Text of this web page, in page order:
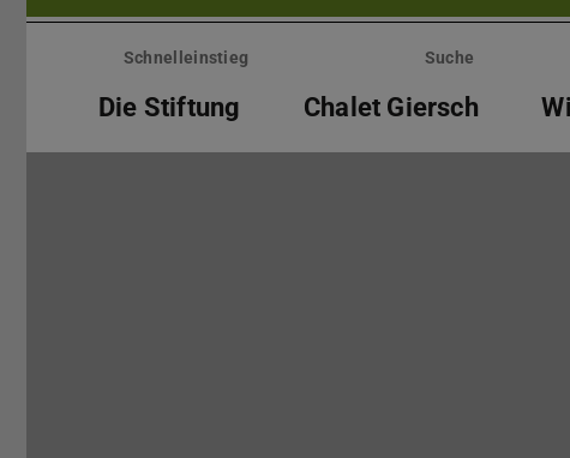
Menü
überspringenSchnelleinstieg Suche
Die Stiftung Chalet Giersch